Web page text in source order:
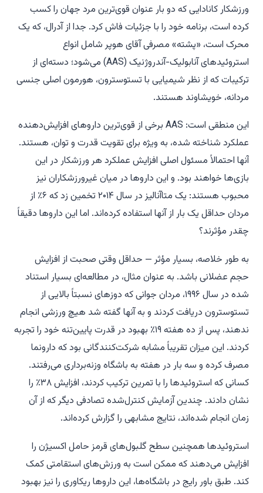
ورزشکار کانادایی که دو بار عنوان قوی‌ترین مرد جهان را کسب
کرده است، برنامه خود را با جزئیات فاش کرد. جدا از آدرال، که یک
محرک است، «پشته» مصرفی آقای هوپر شامل انواع
استروئیدهای آنابولیک-آندروژنیک (AAS) می‌شود؛ دسته‌ای از
ترکیبات که از نظر شیمیایی با تستوسترون، هورمون اصلی جنسی
مردانه، خویشاوند هستند.
این منطقی است: AAS برخی از قوی‌ترین داروهای افزایش‌دهنده
عملکرد شناخته شده، به ویژه برای تقویت قدرت و توان، هستند.
آنها احتمالاً مسئول اصلی افزایش عملکرد هر ورزشکار در این
بازی‌ها خواهند بود. و این داروها در میان غیرورزشکاران نیز
محبوب هستند: یک متاآنالیز در سال ۲۰۱۴ تخمین زد که ۶٪ از
مردان حداقل یک بار از آنها استفاده کرده‌اند. اما این داروها دقیقاً
چقدر مؤثرند؟
به طور خلاصه، بسیار مؤثر — حداقل وقتی صحبت از افزایش
حجم عضلانی باشد. به عنوان مثال، در مطالعه‌ای بسیار استناد
شده در سال ۱۹۹۶، مردان جوانی که دوزهای نسبتاً بالایی از
تستوسترون دریافت کردند و به آنها گفته شد هیچ ورزشی انجام
ندهند، پس از ده هفته ۱۹٪ بهبود در قدرت پایین‌تنه خود را تجربه
کردند. این میزان تقریباً مشابه شرکت‌کنندگانی بود که دارونما
مصرف کرده و سه بار در هفته به باشگاه وزنه‌برداری می‌رفتند.
کسانی که استروئیدها را با تمرین ترکیب کردند، افزایش ۳۸٪ را
نشان دادند. چندین آزمایش کنترل‌شده تصادفی دیگر که از آن
زمان انجام شده‌اند، نتایج مشابهی را گزارش کرده‌اند.
استروئیدها همچنین سطح گلبول‌های قرمز حامل اکسیژن را
افزایش می‌دهند که ممکن است به ورزش‌های استقامتی کمک
کند. طبق باور رایج در باشگاه‌ها، این داروها ریکاوری را نیز بهبود